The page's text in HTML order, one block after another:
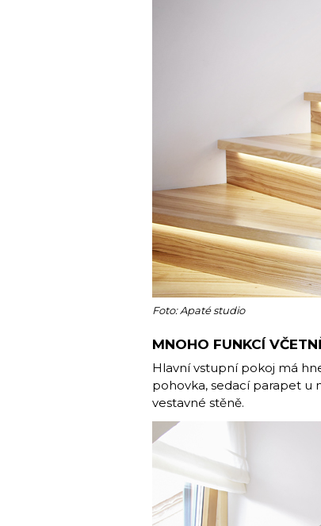
Foto: Apaté studio
MNOHO FUNKCÍ
Hlavní vstupní pokoj má
pohovka, sedací parapet u
vestavné stěně.